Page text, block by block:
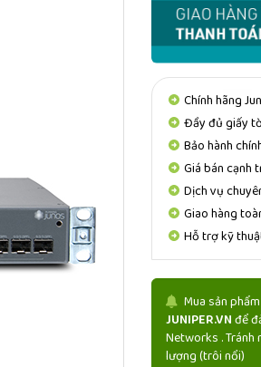
Chính hãng
Đầy đủ giấy
Bảo hành
Giá bán cạnh
Dịch vụ
Giao hàng
Hỗ trợ kỹ
Mua sản phẩm
JUNIPER.VNđể
Networks . Tránh
lượng (trôi nổi)